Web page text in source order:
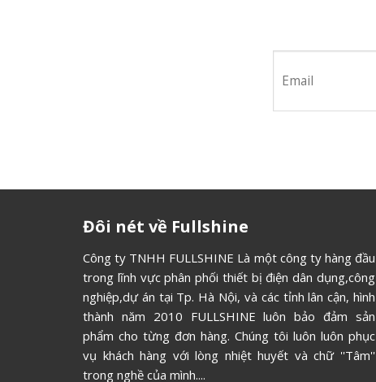
Đôi nét về Fullshine
Công ty TNHH FULLSHINE Là một công ty hàng đầu
trong lĩnh vực phân phối thiết bị điện dân dụng,công
nghiệp,dự án tại Tp. Hà Nội, và các tỉnh lân cận, hình
thành năm 2010 FULLSHINE luôn bảo đảm sản
phẩm cho từng đơn hàng. Chúng tôi luôn luôn phục
vụ khách hàng với lòng nhiệt huyết và chữ ''Tâm''
trong nghề của mình....